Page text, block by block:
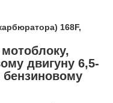
168F,
двигуну 6,5-
бензиновому